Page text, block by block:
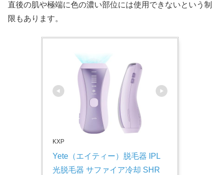
直後の肌や極端に色の濃い部位には使用できないという制
限もあります。
KXP
Yete（エイティー）脱毛器 IPL
光脱毛器 サファイア冷却 SHR